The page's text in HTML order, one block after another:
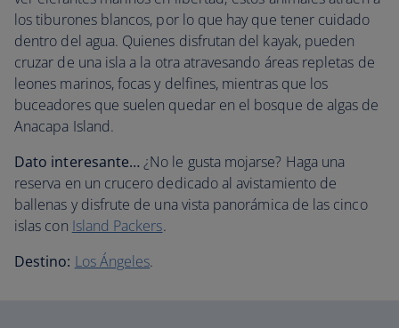
los tiburones blancos, por lo que hay que tener cuidado
dentro del agua. Quienes disfrutan del kayak, pueden
cruzar de una isla a la otra atravesando áreas repletas de
leones marinos, focas y delfines, mientras que los
buceadores que suelen quedar en el bosque de algas de
Anacapa Island.
Dato interesante…¿No le gusta mojarse? Haga una
reserva en un crucero dedicado al avistamiento de
ballenas y disfrute de una vista panorámica de las cinco
islas con Island Packers.
Destino: Los Ángeles.